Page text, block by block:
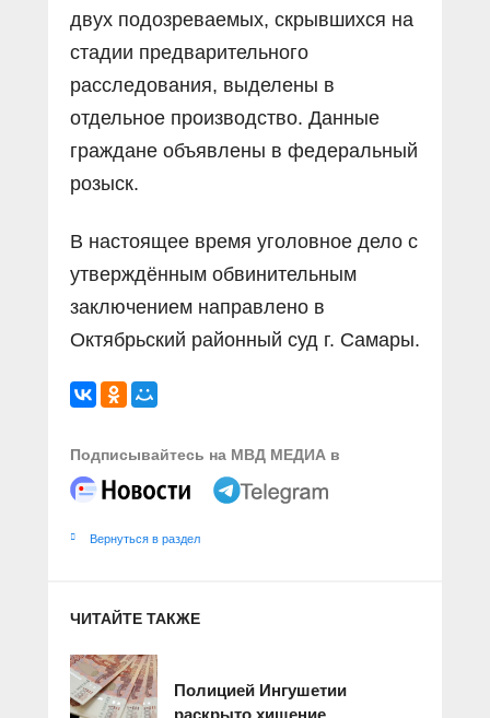
двух подозреваемых, скрывшихся на
стадии предварительного
расследования, выделены в
отдельное производство. Данные
граждане объявлены в федеральный
розыск.
В настоящее время уголовное дело с
утверждённым обвинительным
заключением направлено в
Октябрьский районный суд г. Самары.
Подписывайтесь на МВД МЕДИА в
Вернуться в раздел
ЧИТАЙТЕ ТАКЖЕ
Полицией Ингушетии
раскрыто хищение